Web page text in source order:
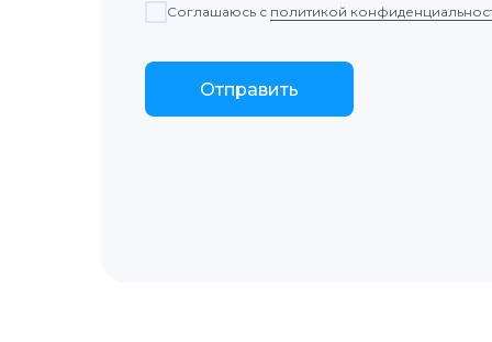
Соглашаюсь с политикой
Отправить